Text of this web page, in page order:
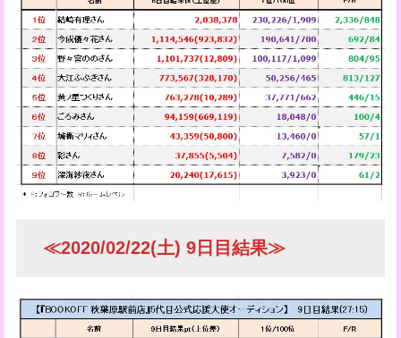
≪2020/02/22(土) 9日目結果≫